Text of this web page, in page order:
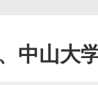
中山大